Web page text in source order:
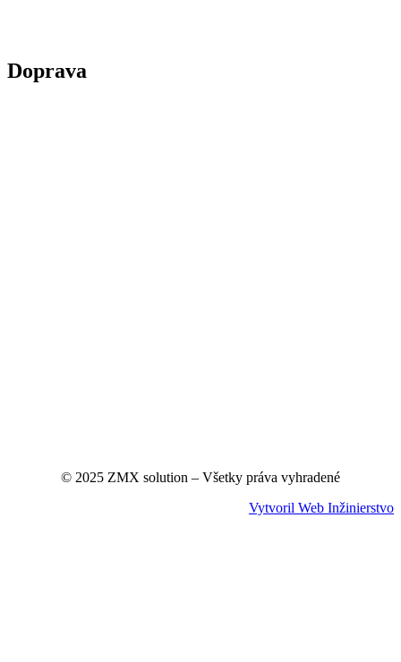
Doprava
© 2025 ZMX solution – Všetky práva vyhradené
Vytvoril Web Inžinierstvo